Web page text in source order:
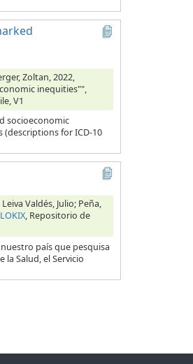
Zoltan, 2022,
inequities"",
V1
socioeconomic
(descriptions for ICD-10
Valdés, Julio; Peña,
, Repositorio de
país que pesquisa
Salud, el Servicio